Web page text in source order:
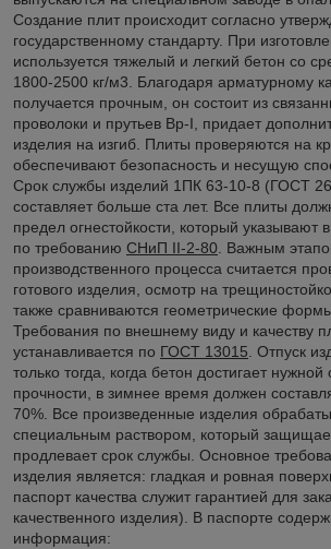
Создание плит происходит согласно
государственному стандарту. При
используется тяжелый и легкий бетон со
1800-2500 кг/м3. Благодаря арматурному
получается прочным, он состоит из
проволоки и прутьев Вр-I, придает
изделия на изгиб. Плиты проверяются на
обеспечивают безопасность и несущую
Срок службы изделий 1ПК 63-10-8 (ГОСТ
составляет больше ста лет. Все плиты
предел огнестойкости, который указывают
по требованию СНиП II-2-80. Важным
производственного процесса считается
готового изделия, осмотр на
также сравниваются геометрические
Требования по внешнему виду и качеству
устанавливается по ГОСТ 13015. Отпуск
только тогда, когда бетон достигает нужной
прочности, в зимнее время должен
70%. Все произведенные изделия
специальным раствором, который
продлевает срок службы. Основное
изделия является: гладкая и ровная
паспорт качества служит гарантией для
качественного изделия). В паспорте
информация: